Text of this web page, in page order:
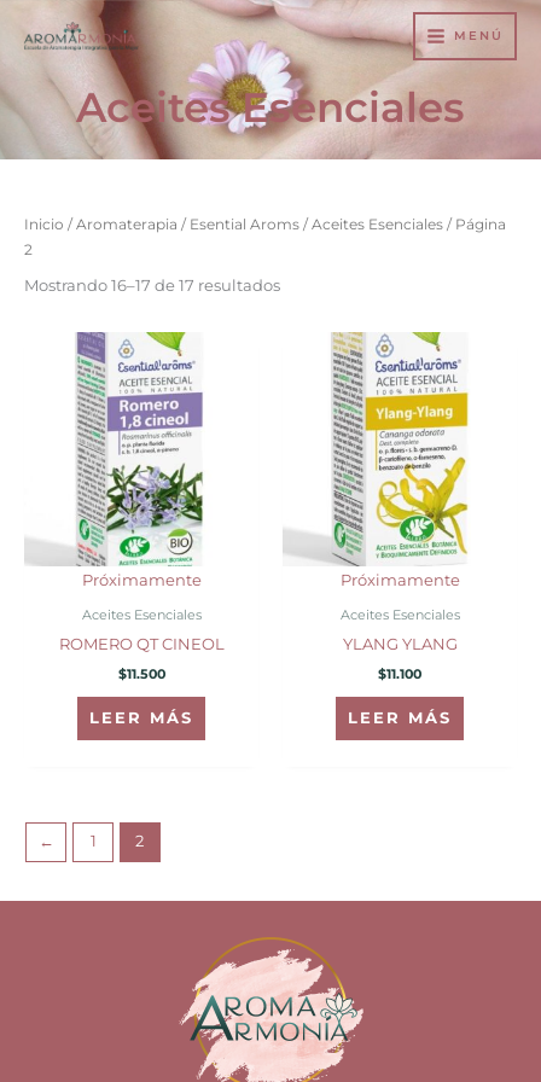
MENÚ
Aceites Esenciales
Inicio / Aromaterapia / Esential Aroms / Aceites Esenciales / Página
2
Mostrando 16–17 de 17 resultados
Próximamente
Aceites Esenciales
ROMERO QT CINEOL
$11.500
LEER MÁS
Próximamente
Aceites Esenciales
YLANG YLANG
$11.100
LEER MÁS
← 1 2